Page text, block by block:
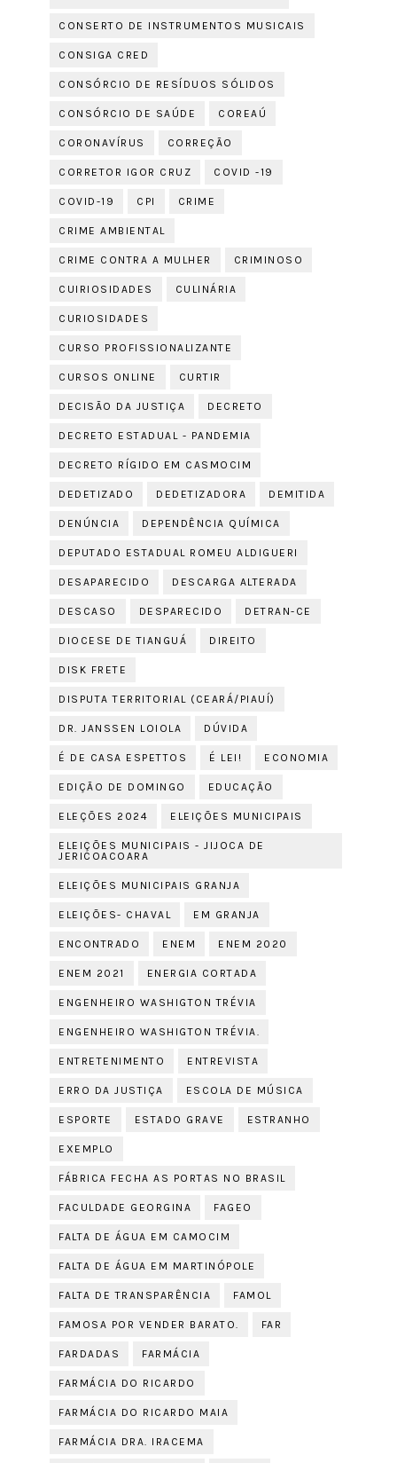
CONSERTO DE INSTRUMENTOS MUSICAIS
CONSIGA CRED
CONSÓRCIO DE RESÍDUOS SÓLIDOS
CONSÓRCIO DE SAÚDE COREAÚ
CORONAVÍRUS CORREÇÃO
CORRETOR IGOR CRUZ COVID -19
COVID-19 CPI CRIME
CRIME AMBIENTAL
CRIME CONTRA A MULHER CRIMINOSO
CUIRIOSIDADES CULINÁRIA
CURIOSIDADES
CURSO PROFISSIONALIZANTE
CURSOS ONLINE CURTIR
DECISÃO DA JUSTIÇA DECRETO
DECRETO ESTADUAL - PANDEMIA
DECRETO RÍGIDO EM CASMOCIM
DEDETIZADO DEDETIZADORA DEMITIDA
DENÚNCIA DEPENDÊNCIA QUÍMICA
DEPUTADO ESTADUAL ROMEU ALDIGUERI
DESAPARECIDO DESCARGA ALTERADA
DESCASO DESPARECIDO DETRAN-CE
DIOCESE DE TIANGUÁ DIREITO
DISK FRETE
DISPUTA TERRITORIAL (CEARÁ/PIAUÍ)
DR. JANSSEN LOIOLA DÚVIDA
É DE CASA ESPETTOS É LEI! ECONOMIA
EDIÇÃO DE DOMINGO EDUCAÇÃO
ELEÇÕES 2024 ELEIÇÕES MUNICIPAIS
ELEIÇÕES MUNICIPAIS - JIJOCA DE
JERICOACOARA
ELEIÇÕES MUNICIPAIS GRANJA
ELEIÇÕES- CHAVAL EM GRANJA
ENCONTRADO ENEM ENEM 2020
ENEM 2021 ENERGIA CORTADA
ENGENHEIRO WASHIGTON TRÉVIA
ENGENHEIRO WASHIGTON TRÉVIA.
ENTRETENIMENTO ENTREVISTA
ERRO DA JUSTIÇA ESCOLA DE MÚSICA
ESPORTE ESTADO GRAVE ESTRANHO
EXEMPLO
FÁBRICA FECHA AS PORTAS NO BRASIL
FACULDADE GEORGINA FAGEO
FALTA DE ÁGUA EM CAMOCIM
FALTA DE ÁGUA EM MARTINÓPOLE
FALTA DE TRANSPARÊNCIA FAMOL
FAMOSA POR VENDER BARATO. FAR
FARDADAS FARMÁCIA
FARMÁCIA DO RICARDO
FARMÁCIA DO RICARDO MAIA
FARMÁCIA DRA. IRACEMA